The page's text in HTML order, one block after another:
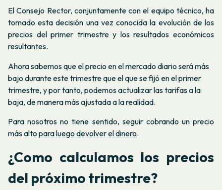
El Consejo Rector, conjuntamente con el equipo técnico, ha
tomado esta decisión una vez conocida la evolución de los
precios del primer trimestre y los resultados económicos
resultantes.
Ahora sabemos que el precio en el mercado diario será más
bajo durante este trimestre que el que se fijó en el primer
trimestre, y por tanto, podemos actualizar las tarifas a la
baja, de manera más ajustada a la realidad.
Para nosotros no tiene sentido, seguir cobrando un precio
más alto para luego devolver el dinero.
¿Como calculamos los precios
del próximo trimestre?